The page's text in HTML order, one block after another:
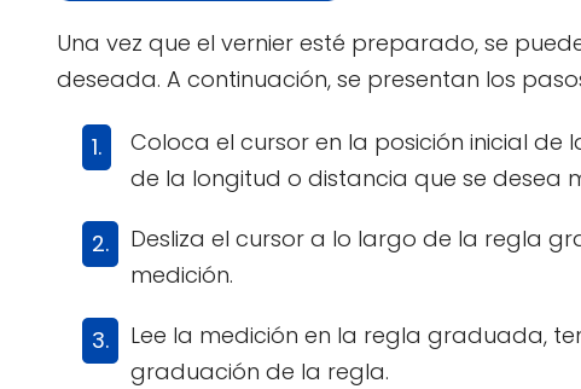
Una vez que el vernier esté preparado, se
deseada. A continuación, se presentan los
Coloca el cursor en la posición inicial de
de la longitud o distancia que se desea
Desliza el cursor a lo largo de la regla
medición.
Lee la medición en la regla graduada,
graduación de la regla.